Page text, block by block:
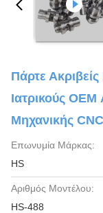
Πάρτε
Ιατρικούς
Μηχανικής
Επωνυμία Μάρκας:
HS
Αριθμός Μοντέλου:
HS-488